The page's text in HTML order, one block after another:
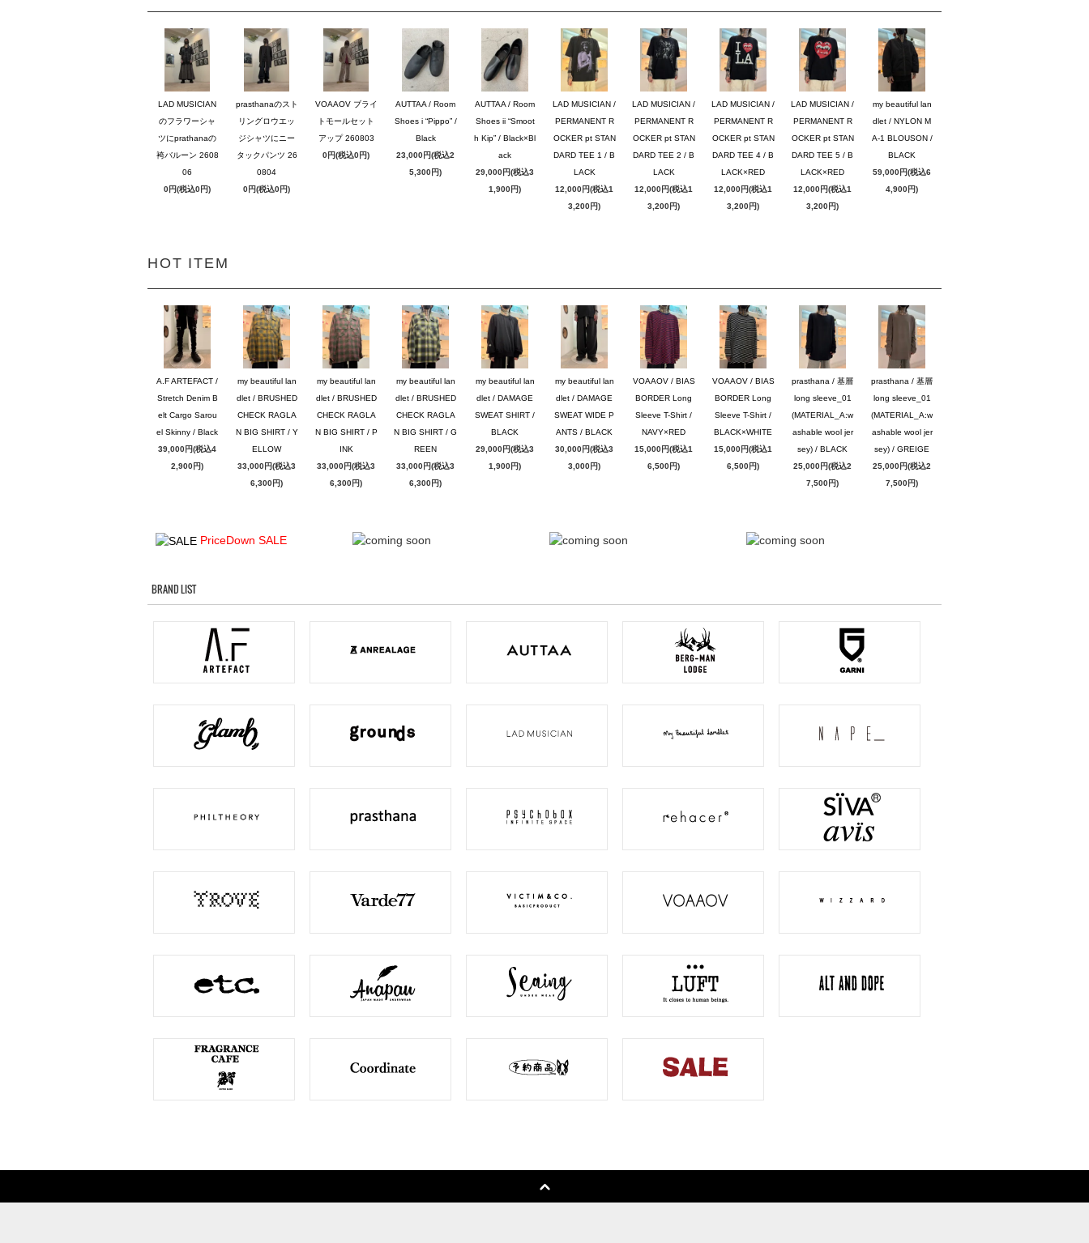
LAD MUSICIAN
のフラワーシャ
ツにprathanaの
袴バルーン 2608
06
0円(税込0円)
prasthanaのスト
リングロウエッ
ジシャツにニー
タックパンツ 26
0804
0円(税込0円)
VOAAOV ブライ
トモールセット
アップ 260803
0円(税込0円)
AUTTAA / Room
Shoes i “Pippo” /
Black
23,000円(税込2
5,300円)
AUTTAA / Room
Shoes ii “Smoot
h Kip” / Black×Bl
ack
29,000円(税込3
1,900円)
LAD MUSICIAN /
PERMANENT R
OCKER pt STAN
DARD TEE 1 / B
LACK
12,000円(税込1
3,200円)
LAD MUSICIAN /
PERMANENT R
OCKER pt STAN
DARD TEE 2 / B
LACK
12,000円(税込1
3,200円)
LAD MUSICIAN /
PERMANENT R
OCKER pt STAN
DARD TEE 4 / B
LACK×RED
12,000円(税込1
3,200円)
LAD MUSICIAN /
PERMANENT R
OCKER pt STAN
DARD TEE 5 / B
LACK×RED
12,000円(税込1
3,200円)
my beautiful lan
dlet / NYLON M
A-1 BLOUSON /
BLACK
59,000円(税込6
4,900円)
HOT ITEM
A.F ARTEFACT /
Stretch Denim B
elt Cargo Sarou
el Skinny / Black
39,000円(税込4
2,900円)
my beautiful lan
dlet / BRUSHED
CHECK RAGLA
N BIG SHIRT / Y
ELLOW
33,000円(税込3
6,300円)
my beautiful lan
dlet / BRUSHED
CHECK RAGLA
N BIG SHIRT / P
INK
33,000円(税込3
6,300円)
my beautiful lan
dlet / BRUSHED
CHECK RAGLA
N BIG SHIRT / G
REEN
33,000円(税込3
6,300円)
my beautiful lan
dlet / DAMAGE
SWEAT SHIRT /
BLACK
29,000円(税込3
1,900円)
my beautiful lan
dlet / DAMAGE
SWEAT WIDE P
ANTS / BLACK
30,000円(税込3
3,000円)
VOAAOV / BIAS
BORDER Long
Sleeve T-Shirt /
NAVY×RED
15,000円(税込1
6,500円)
VOAAOV / BIAS
BORDER Long
Sleeve T-Shirt /
BLACK×WHITE
15,000円(税込1
6,500円)
prasthana / 基層
long sleeve_01
(MATERIAL_A:w
ashable wool jer
sey) / BLACK
25,000円(税込2
7,500円)
prasthana / 基層
long sleeve_01
(MATERIAL_A:w
ashable wool jer
sey) / GREIGE
25,000円(税込2
7,500円)
PriceDown SALE
BRAND LIST